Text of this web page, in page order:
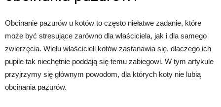
Obcinanie pazurów u kotów to często niełatwe zadanie, które
może być stresujące zarówno dla właściciela, jak i dla samego
zwierzęcia. Wielu właścicieli kotów zastanawia się, dlaczego ich
pupile tak niechętnie poddają się temu zabiegowi. W tym artykule
przyjrzymy się głównym powodom, dla których koty nie lubią
obcinania pazurów.